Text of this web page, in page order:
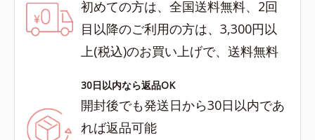
初めての方は、全国送料無料、2回
目以降のご利用の方は、3,300円以
上(税込)のお買い上げで、送料無料
30日以内なら返品OK
開封後でも発送日から30日以内であ
れば返品可能